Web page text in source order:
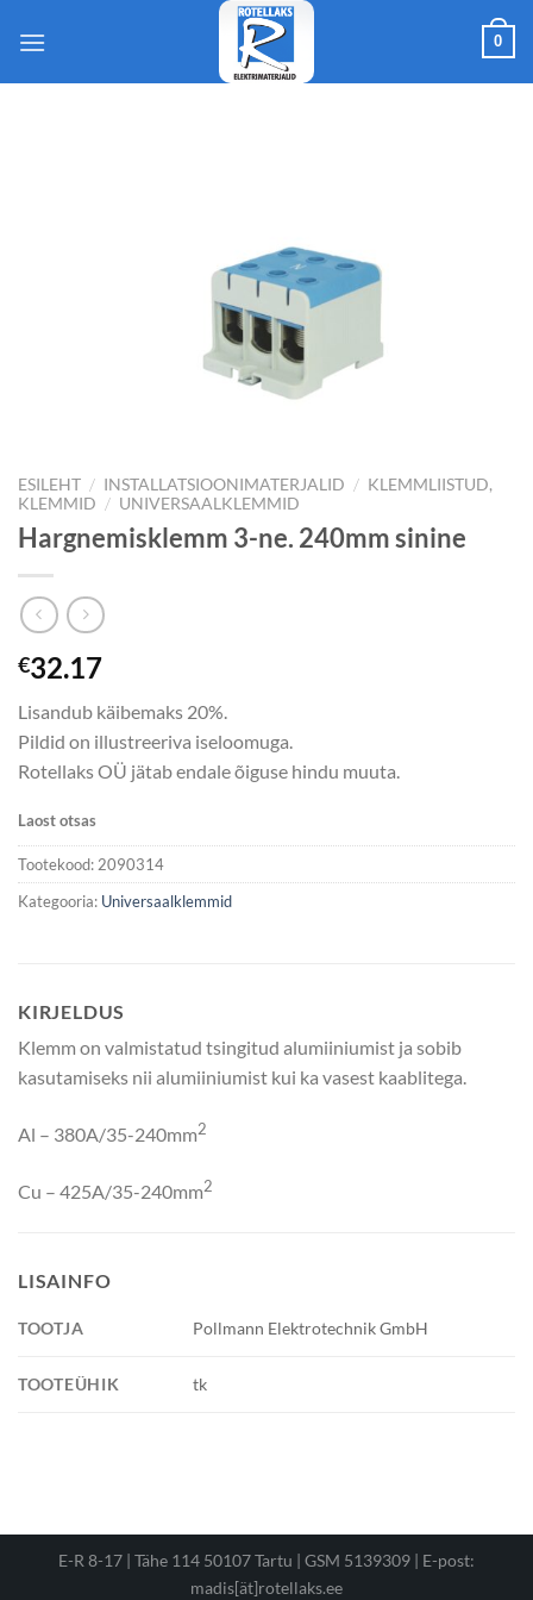
0
ESILEHT / INSTALLATSIOONIMATERJALID / KLEMMLIISTUD,
KLEMMID / UNIVERSAALKLEMMID
Hargnemisklemm 3-ne. 240mm sinine
€32.17
Lisandub käibemaks 20%.
Pildid on illustreeriva iseloomuga.
Rotellaks OÜ jätab endale õiguse hindu muuta.
Laost otsas
Tootekood: 2090314
Kategooria: Universaalklemmid
KIRJELDUS
Klemm on valmistatud tsingitud alumiiniumist ja sobib
kasutamiseks nii alumiiniumist kui ka vasest kaablitega.
Al – 380A/35-240mm2
Cu – 425A/35-240mm2
LISAINFO
TOOTJA Pollmann Elektrotechnik GmbH
TOOTEÜHIK tk
E-R 8-17 | Tähe 114 50107 Tartu | GSM 5139309 | E-post:
madis[ät]rotellaks.ee